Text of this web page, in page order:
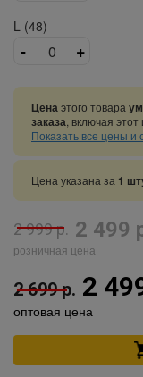
L (48)
- +
Ценаэтого товара
заказа , включая этот
Показать все цены и
Цена указана за 1
2 999 р. 2 499
розничная цена
2 699 р. 2
оптовая цена